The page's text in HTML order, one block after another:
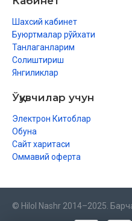
Шахсий кабинет
Буюртмалар рўйхати
Танлаганларим
Солиштириш
Янгиликлар
Ўқувчилар учун
Электрон Китоблар
Обуна
Сайт харитаси
Оммавий оферта
© Hilol Nashr 2014–2025.